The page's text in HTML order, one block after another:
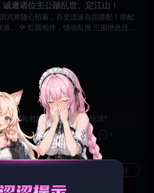
邀诸位主公踏乱世、定江山！
色佳人
系统专属道具，体验乱世中的柔情羁绊。
万人同服实
帷幄，决战沙场，书写属于你的江山美人
? 什么礼包能帮快点解锁18+玩法?
2 4
关注
国情缘专属福利震撼登场啦！